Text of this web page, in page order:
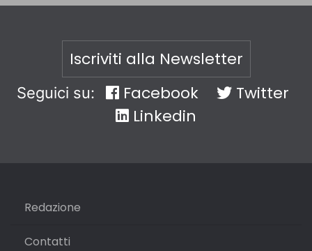
Iscriviti alla Newsletter
Seguici su: Facebook
Twitter
Linkedin
Redazione
Contatti